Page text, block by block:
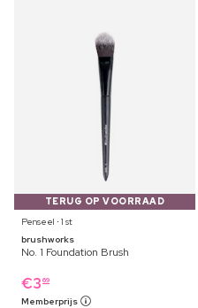
TERUG OP VOORRAAD
Penseel ⋅ 1 st
brushworks
No. 1 Foundation Brush
€3 69
Memberprijs